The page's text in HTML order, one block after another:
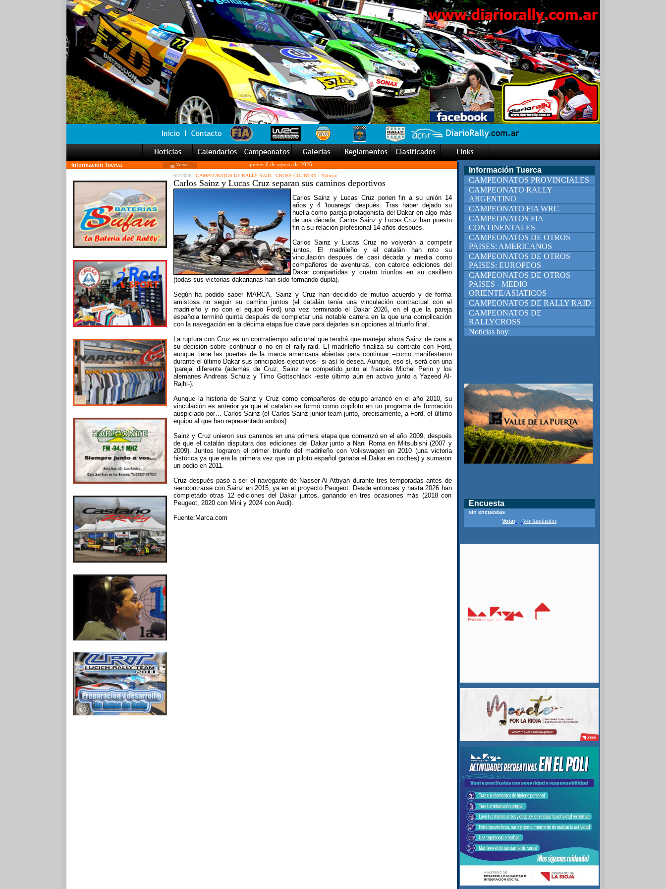
Información Tuerca Volver jueves 6 de agosto de 2026
Información Tuerca
CAMPEONATOS PROVINCIALES
CAMPEONATO RALLY
ARGENTINO
CAMPEONATO FIA WRC
CAMPEONATOS FIA
CONTINENTALES
CAMPEONATOS DE OTROS
PAISES: AMERICANOS
CAMPEONATOS DE OTROS
PAISES: EUROPEOS
CAMPEONATOS DE OTROS
PAISES - MEDIO
ORIENTE/ASIATICOS
CAMPEONATOS DE RALLY RAID
CAMPEONATOS DE
RALLYCROSS
Noticias hoy
Encuesta
sin encuestas
Votar
Ver Resultados
6/2/2026 - CAMPEONATOS DE RALLY RAID- CROSS COUNTRY - Noticias
Carlos Sainz y Lucas Cruz separan sus caminos deportivos
Carlos Sainz y Lucas Cruz ponen fin a su unión 14
años y 4 'touaregs' después. Tras haber dejado su
huella como pareja protagonista del Dakar en algo más
de una década, Carlos Sainz y Lucas Cruz han puesto
fin a su relación profesional 14 años después.
Carlos Sainz y Lucas Cruz no volverán a competir
juntos. El madrileño y el catalán han roto su
vinculación después de casi década y media como
compañeros de aventuras, con catorce ediciones del
Dakar compartidas y cuatro triunfos en su casillero
(todas sus victorias dakarianas han sido formando dupla).
Según ha podido saber MARCA, Sainz y Cruz han decidido de mutuo acuerdo y de forma
amistosa no seguir su camino juntos (el catalán tenía una vinculación contractual con el
madrileño y no con el equipo Ford) una vez terminado el Dakar 2026, en el que la pareja
española terminó quinta después de completar una notable carrera en la que una complicación
con la navegación en la décima etapa fue clave para dejarles sin opciones al triunfo final.
La ruptura con Cruz es un contratiempo adicional que tendrá que manejar ahora Sainz de cara a
su decisión sobre continuar o no en el rally-raid. El madrileño finaliza su contrato con Ford,
aunque tiene las puertas de la marca americana abiertas para continuar –como manifestaron
durante el último Dakar sus principales ejecutivos– si así lo desea. Aunque, eso sí, será con una
‘pareja’ diferente (además de Cruz, Sainz ha competido junto al francés Michel Perin y los
alemanes Andreas Schulz y Timo Gottschlack -este último aún en activo junto a Yazeed Al-
Rajhi-).
Aunque la historia de Sainz y Cruz como compañeros de equipo arrancó en el año 2010, su
vinculación es anterior ya que el catalán se formó como copiloto en un programa de formación
auspiciado por… Carlos Sainz (el Carlos Sainz junior team junto, precisamente, a Ford, el último
equipo al que han representado ambos).
Sainz y Cruz unieron sus caminos en una primera etapa que comenzó en el año 2009, después
de que el catalán disputara dos ediciones del Dakar junto a Nani Roma en Mitsubishi (2007 y
2009). Juntos lograron el primer triunfo del madrileño con Volkswagen en 2010 (una victoria
histórica ya que era la primera vez que un piloto español ganaba el Dakar en coches) y sumaron
un podio en 2011.
Cruz después pasó a ser el navegante de Nasser Al-Attiyah durante tres temporadas antes de
reencontrarse con Sainz en 2015, ya en el proyecto Peugeot. Desde entonces y hasta 2026 han
completado otras 12 ediciones del Dakar juntos, ganando en tres ocasiones más (2018 con
Peugeot, 2020 con Mini y 2024 con Audi).
Fuente:Marca.com